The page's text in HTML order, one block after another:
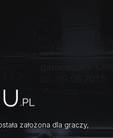
założona dla graczy,